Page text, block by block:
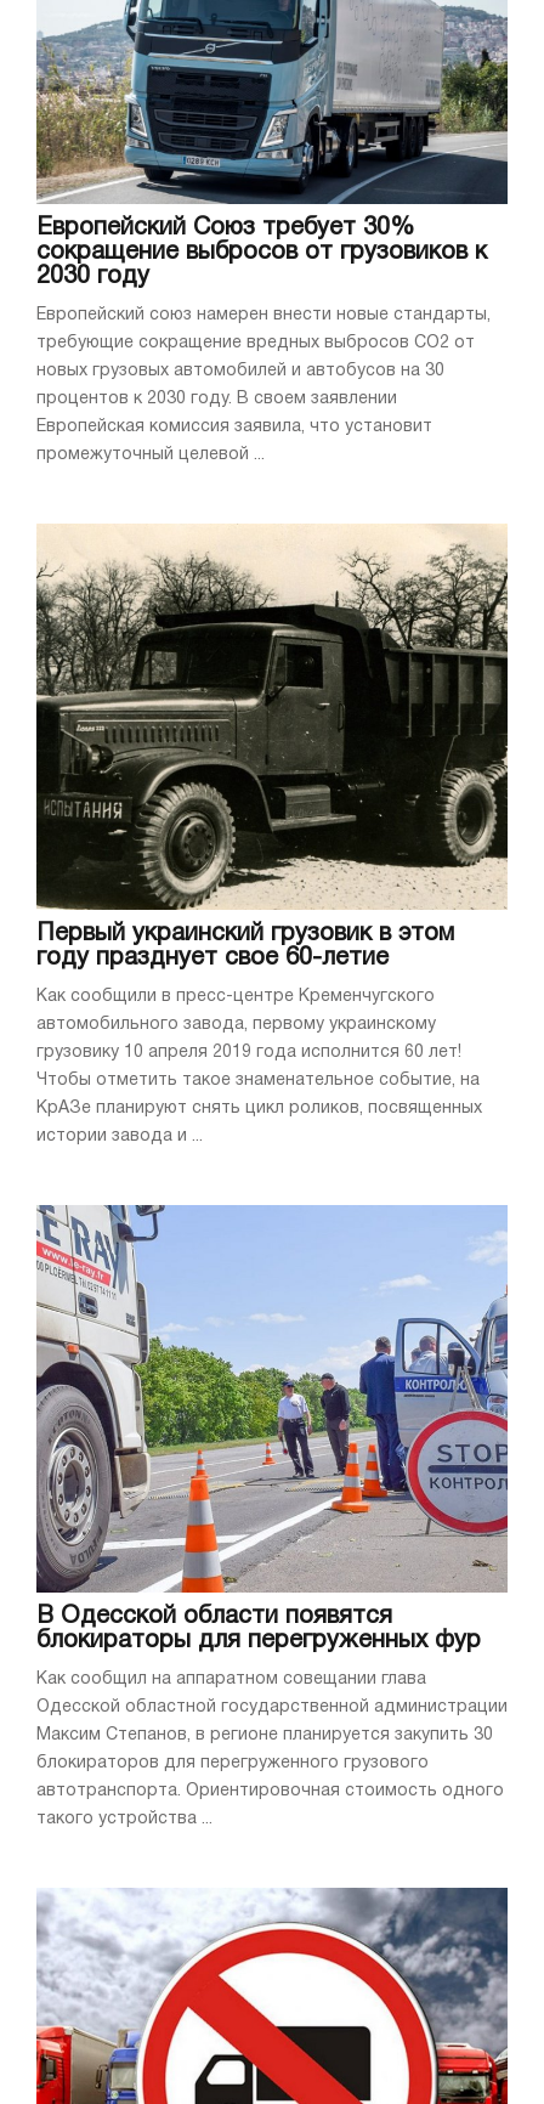
Европейский Союз требует 30%
сокращение выбросов от грузовиков к
2030 году
Европейский союз намерен внести новые стандарты,
требующие сокращение вредных выбросов СО2 от
новых грузовых автомобилей и автобусов на 30
процентов к 2030 году. В своем заявлении
Европейская комиссия заявила, что установит
промежуточный целевой ...
Первый украинский грузовик в этом
году празднует свое 60-летие
Как сообщили в пресс-центре Кременчугского
автомобильного завода, первому украинскому
грузовику 10 апреля 2019 года исполнится 60 лет!
Чтобы отметить такое знаменательное событие, на
КрАЗе планируют снять цикл роликов, посвященных
истории завода и ...
В Одесской области появятся
блокираторы для перегруженных фур
Как сообщил на аппаратном совещании глава
Одесской областной государственной администрации
Максим Степанов, в регионе планируется закупить 30
блокираторов для перегруженного грузового
автотранспорта. Ориентировочная стоимость одного
такого устройства ...